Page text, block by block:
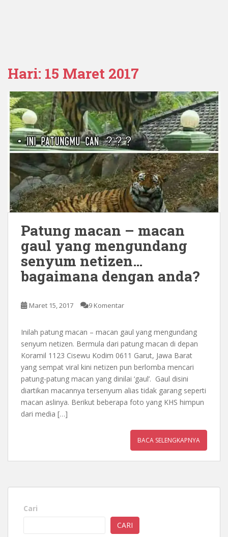
Hari: 15 Maret 2017
Patung macan – macan
gaul yang mengundang
senyum netizen…
bagaimana dengan anda?
Maret 15, 2017 9 Komentar
Inilah patung macan – macan gaul yang mengundang
senyum netizen. Bermula dari patung macan di depan
Koramil 1123 Cisewu Kodim 0611 Garut, Jawa Barat
yang sempat viral kini netizen pun berlomba mencari
patung-patung macan yang dinilai ‘gaul’. Gaul disini
diartikan macannya tersenyum alias tidak garang seperti
macan aslinya. Berikut beberapa foto yang KHS himpun
dari media […]
BACA SELENGKAPNYA
Cari
CARI